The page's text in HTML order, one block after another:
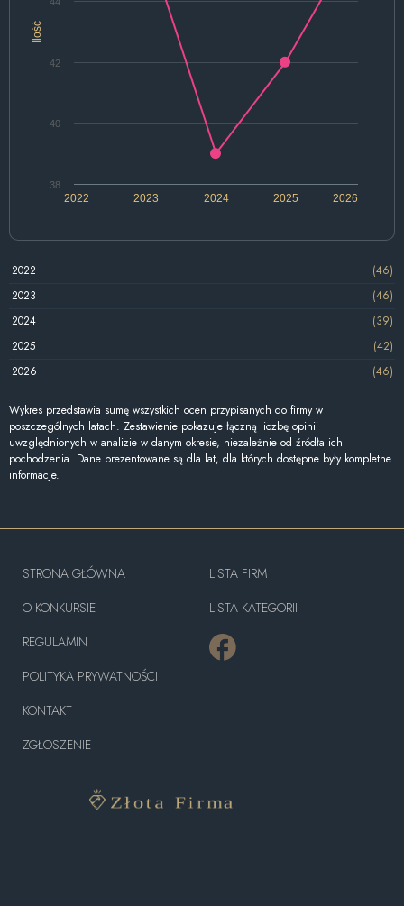
Ilość
2022 2024 2026
2023 2025
38
40
42
2022
(46)
2023
(46)
2024
(39)
2025
(42)
2026
(46)
Wykres przedstawia sumę wszystkich ocen przypisanych do firmy w
poszczególnych latach. Zestawienie pokazuje łączną liczbę opinii
uwzględnionych w analizie w danym okresie, niezależnie od źródła ich
pochodzenia. Dane prezentowane są dla lat, dla których dostępne były kompletne
informacje.
STRONA GŁÓWNA
O KONKURSIE
REGULAMIN
POLITYKA PRYWATNOŚCI
KONTAKT
ZGŁOSZENIE
LISTA FIRM
LISTA KATEGORII